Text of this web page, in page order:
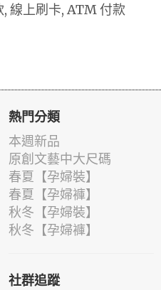
線上刷卡, ATM 付款
熱門分類
本週新品
原創文藝中大尺碼
春夏【孕婦裝】
春夏【孕婦褲】
秋冬【孕婦裝】
秋冬【孕婦褲】
社群追蹤